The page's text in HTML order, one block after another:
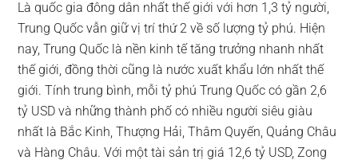
Là quốc gia đông dân nhất thế giới với hơn 1,3 tỷ người,
Trung Quốc vẫn giữ vị trí thứ 2 về số lượng tỷ phú. Hiện
nay, Trung Quốc là nền kinh tế tăng trưởng nhanh nhất
thế giới, đồng thời cũng là nước xuất khẩu lớn nhất thế
giới. Tính trung bình, mỗi tỷ phú Trung Quốc có gần 2,6
tỷ USD và những thành phố có nhiều người siêu giàu
nhất là Bắc Kinh, Thượng Hải, Thâm Quyến, Quảng Châu
và Hàng Châu. Với một tài sản trị giá 12,6 tỷ USD, Zong